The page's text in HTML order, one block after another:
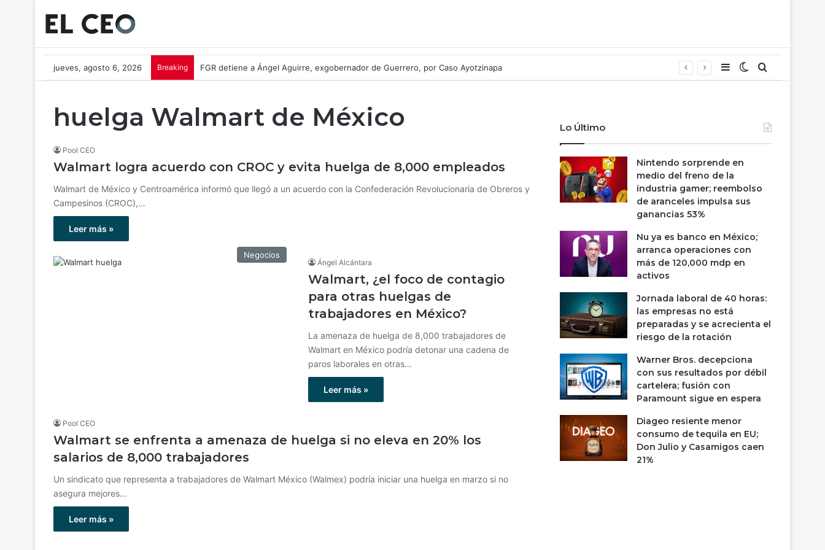
jueves, agosto 6, 2026 Breaking FGR detiene a Ángel Aguirre, exgobernador de Guerrero, por Caso Ayotzinapa Barra lateral
Switch skin
Buscar
huelga Walmart de México
Pool CEO
Walmart logra acuerdo con CROC y evita huelga de 8,000 empleados
Walmart de México y Centroamérica informó que llegó a un acuerdo con la Confederación Revolucionaria de Obreros y
Campesinos (CROC),…
Leer más »
Negocios
Ángel Alcántara
Walmart, ¿el foco de contagio
para otras huelgas de
trabajadores en México?
La amenaza de huelga de 8,000 trabajadores de
Walmart en México podría detonar una cadena de
paros laborales en otras…
Leer más »
Pool CEO
Walmart se enfrenta a amenaza de huelga si no eleva en 20% los
salarios de 8,000 trabajadores
Un sindicato que representa a trabajadores de Walmart México (Walmex) podría iniciar una huelga en marzo si no
asegura mejores…
Leer más »
Lo Último
Nintendo sorprende en
medio del freno de la
industria gamer; reembolso
de aranceles impulsa sus
ganancias 53%
Nu ya es banco en México;
arranca operaciones con
más de 120,000 mdp en
activos
Jornada laboral de 40 horas:
las empresas no está
preparadas y se acrecienta el
riesgo de la rotación
Warner Bros. decepciona
con sus resultados por débil
cartelera; fusión con
Paramount sigue en espera
Diageo resiente menor
consumo de tequila en EU;
Don Julio y Casamigos caen
21%